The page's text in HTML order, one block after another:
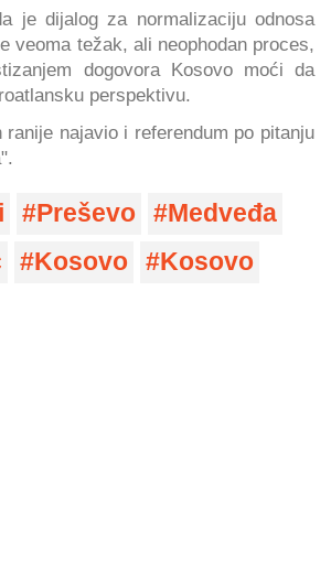
je dijalog za normalizaciju odnosa
veoma težak, ali neophodan proces,
dogovora Kosovo moći da
perspektivu.
ranije najavio i referendum po pitanju
Preševo
Medveđa
Kosovo Kosovo